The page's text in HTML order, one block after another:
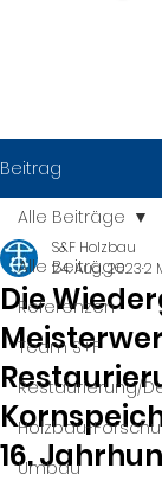
Beitrag
Alle Beiträge
Referenzen
Team S+F
Restaurierung/
Holzbau-
Umbau
Alle Beiträge
Die
16.
S&F Holzbau
24. Aug. 20232